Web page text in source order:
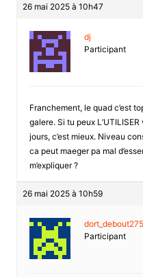
26 mai 2025 à 10h47
dj
Participant
Franchement, le quad c’est
galere. Si tu peux
jours, c’est mieux. Niveau
ca peut maeger pa mal
m’expliquer ?
26 mai 2025 à 10h59
Participant